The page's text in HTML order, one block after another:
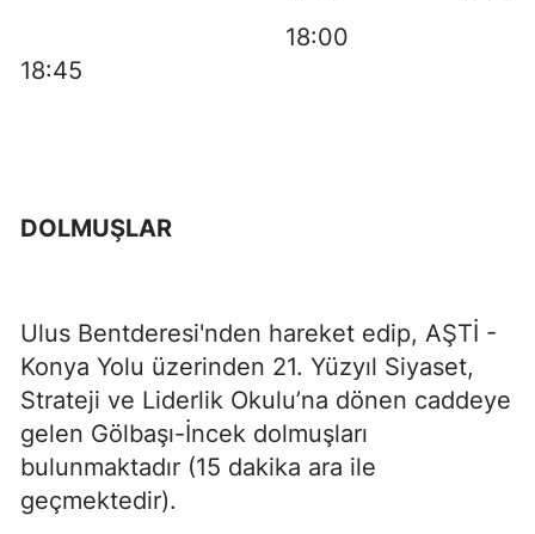
18:00
18:45
DOLMUŞLAR
Ulus Bentderesi'nden hareket edip, AŞTİ -
Konya Yolu üzerinden 21. Yüzyıl Siyaset,
Strateji ve Liderlik Okulu’na dönen caddeye
gelen Gölbaşı-İncek dolmuşları
bulunmaktadır (15 dakika ara ile
geçmektedir).